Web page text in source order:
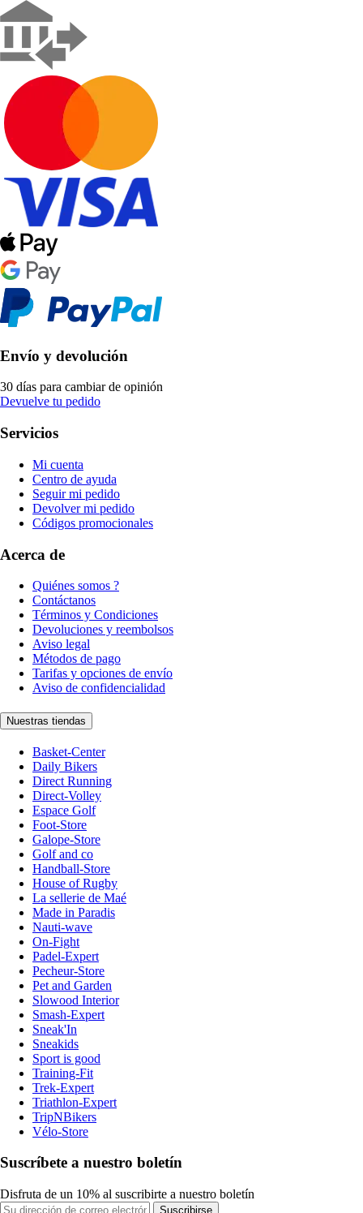
Envío y devolución
30 días para cambiar de opinión
Devuelve tu pedido
Servicios
Mi cuenta
Centro de ayuda
Seguir mi pedido
Devolver mi pedido
Códigos promocionales
Acerca de
Quiénes somos ?
Contáctanos
Términos y Condiciones
Devoluciones y reembolsos
Aviso legal
Métodos de pago
Tarifas y opciones de envío
Aviso de confidencialidad
Nuestras tiendas
Basket-Center
Daily Bikers
Direct Running
Direct-Volley
Espace Golf
Foot-Store
Galope-Store
Golf and co
Handball-Store
House of Rugby
La sellerie de Maé
Made in Paradis
Nauti-wave
On-Fight
Padel-Expert
Pecheur-Store
Pet and Garden
Slowood Interior
Smash-Expert
Sneak'In
Sneakids
Sport is good
Training-Fit
Trek-Expert
Triathlon-Expert
TripNBikers
Vélo-Store
Suscríbete a nuestro boletín
Disfruta de un 10% al suscribirte a nuestro boletín
Suscribirse